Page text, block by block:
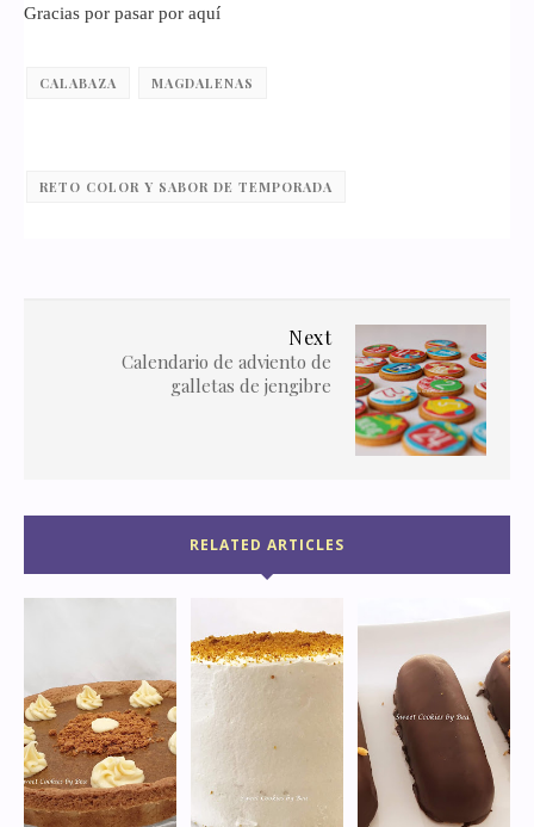
Gracias por pasar por aquí
CALABAZA MAGDALENAS
RETO COLOR Y SABOR DE TEMPORADA
Next
Calendario de adviento de
galletas de jengibre
RELATED ARTICLES